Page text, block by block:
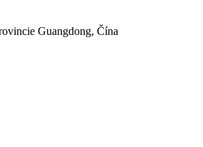
Guangdong, Čína